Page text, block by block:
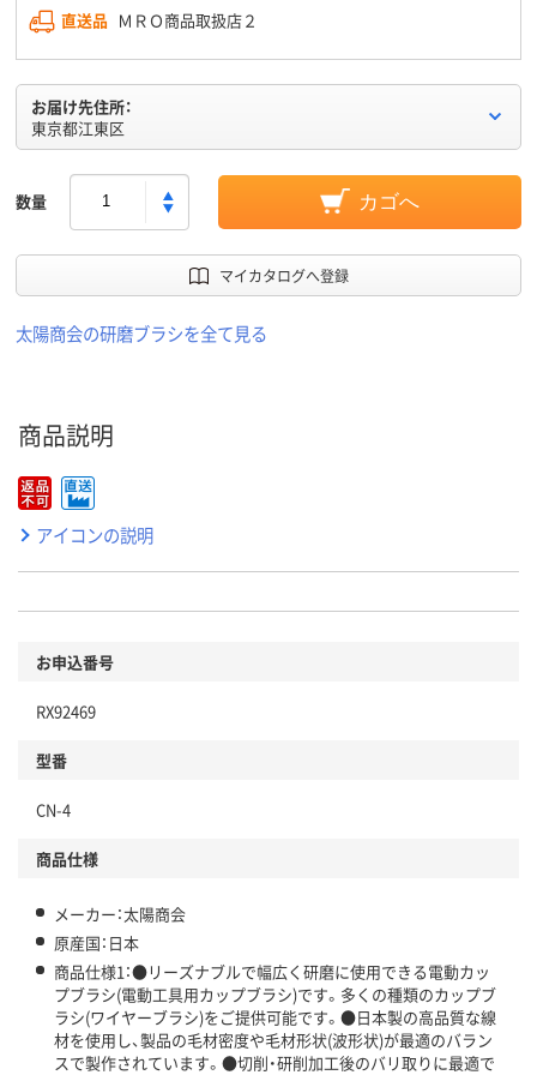
直送品 ＭＲＯ商品取扱店２
お届け先住所：
東京都江東区
数量 カゴへ
マイカタログへ登録
太陽商会の研磨ブラシを全て見る
商品説明
アイコンの説明
お申込番号
RX92469
型番
CN-4
商品仕様
メーカー：太陽商会
原産国：日本
商品仕様1：●リーズナブルで幅広く研磨に使用できる電動カッ
プブラシ(電動工具用カップブラシ)です。多くの種類のカップブ
ラシ(ワイヤーブラシ)をご提供可能です。●日本製の高品質な線
材を使用し、製品の毛材密度や毛材形状(波形状)が最適のバラン
スで製作されています。●切削・研削加工後のバリ取りに最適で